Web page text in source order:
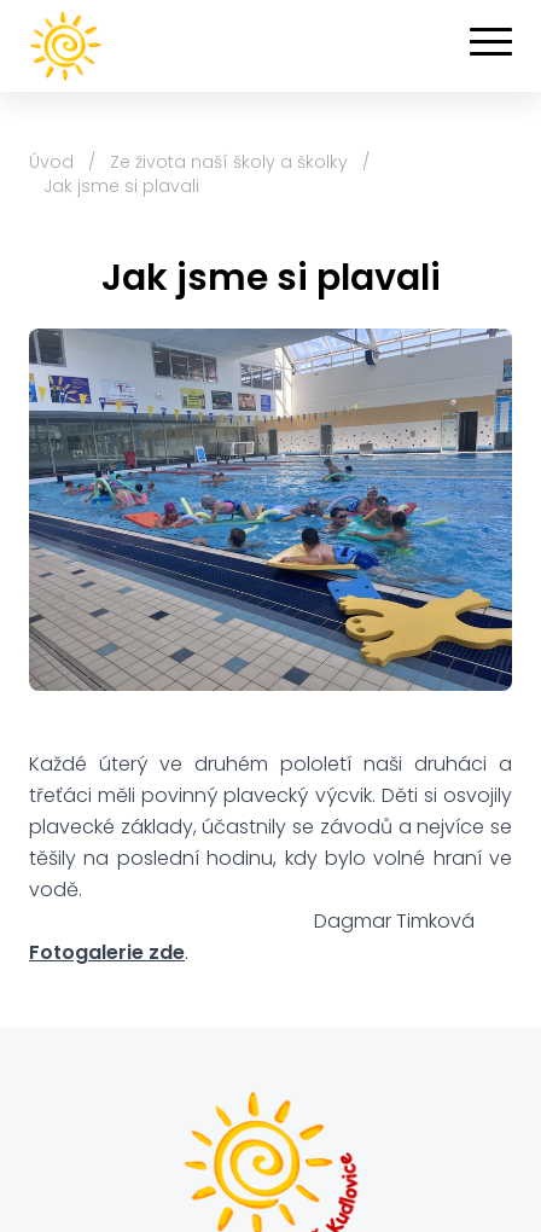
Úvod / Ze života naší školy a školky
/
Jak jsme si plavali
Jak jsme si plavali
Každé úterý ve druhém pololetí naši druháci a
třeťáci měli povinný plavecký výcvik. Děti si osvojily
plavecké základy, účastnily se závodů a nejvíce se
těšily na poslední hodinu, kdy bylo volné hraní ve
vodě.
Dagmar Timková
Fotogalerie zde.